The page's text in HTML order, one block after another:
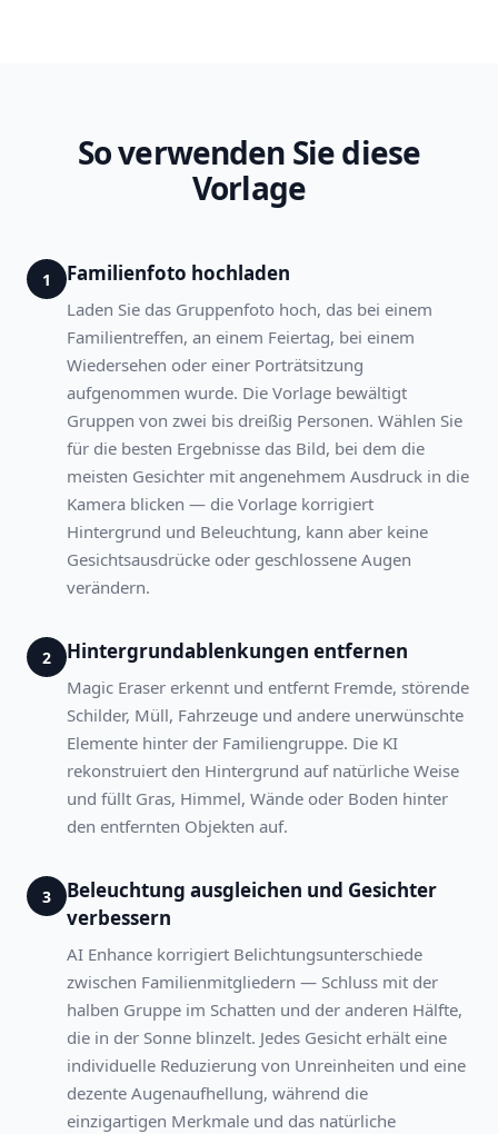
So verwenden Sie diese
Vorlage
1 Familienfoto hochladen
Laden Sie das Gruppenfoto hoch, das bei einem
Familientreffen, an einem Feiertag, bei einem
Wiedersehen oder einer Porträtsitzung
aufgenommen wurde. Die Vorlage bewältigt
Gruppen von zwei bis dreißig Personen. Wählen Sie
für die besten Ergebnisse das Bild, bei dem die
meisten Gesichter mit angenehmem Ausdruck in die
Kamera blicken — die Vorlage korrigiert
Hintergrund und Beleuchtung, kann aber keine
Gesichtsausdrücke oder geschlossene Augen
verändern.
2 Hintergrundablenkungen entfernen
Magic Eraser erkennt und entfernt Fremde, störende
Schilder, Müll, Fahrzeuge und andere unerwünschte
Elemente hinter der Familiengruppe. Die KI
rekonstruiert den Hintergrund auf natürliche Weise
und füllt Gras, Himmel, Wände oder Boden hinter
den entfernten Objekten auf.
3
Beleuchtung ausgleichen und Gesichter
verbessern
AI Enhance korrigiert Belichtungsunterschiede
zwischen Familienmitgliedern — Schluss mit der
halben Gruppe im Schatten und der anderen Hälfte,
die in der Sonne blinzelt. Jedes Gesicht erhält eine
individuelle Reduzierung von Unreinheiten und eine
dezente Augenaufhellung, während die
einzigartigen Merkmale und das natürliche